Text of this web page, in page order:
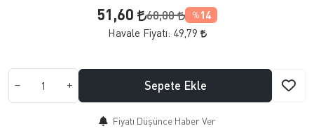
51,60 60,00 % 14
Havale Fiyatı: 49,79
Sepete Ekle
Fiyatı Düşünce Haber Ver